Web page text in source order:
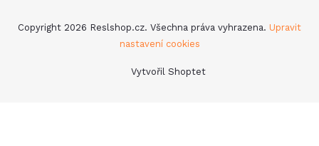
Vytvořil Shoptet
Copyright 2026 Reslshop.cz. Všechna práva vyhrazena. Upravit
nastavení cookies